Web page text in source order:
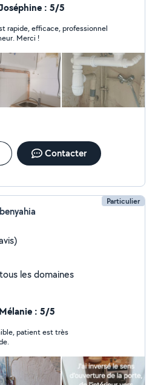
POUR M'AVOIR
si je réponds pas à
je peux pas répondre au
dans mon périmètre de chant
numéro sur mon profil
: 5/5
rapide, efficace, professionnel
et tout ça dans la bonne humeur. Merci !
Contacter
Particulier
les domaines
: 5/5
patient est très